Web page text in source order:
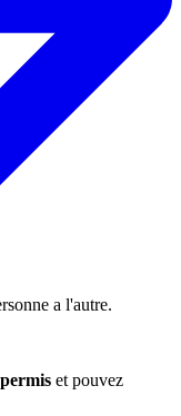
a l'autre.
permis et pouvez